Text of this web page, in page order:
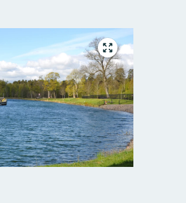
Gå
till
helskärmsläge